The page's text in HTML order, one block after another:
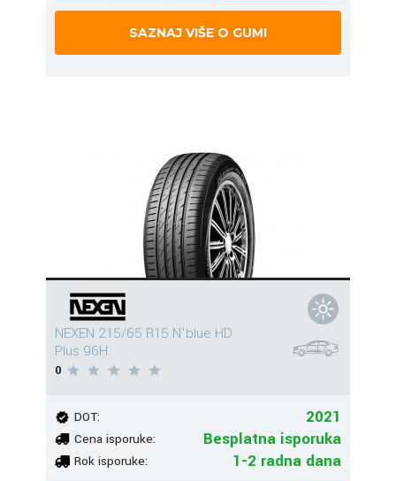
SAZNAJ VIŠE O GUMI
NEXEN 215/65 R15 N'blue HD
Plus 96H
0
DOT: 2021
Cena isporuke: Besplatna isporuka
Rok isporuke: 1-2 radna dana